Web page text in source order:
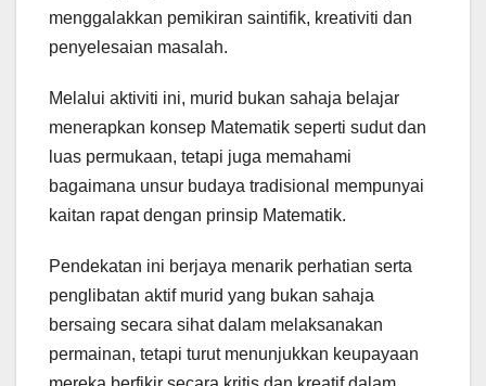
menggalakkan pemikiran saintifik, kreativiti dan
penyelesaian masalah.
Melalui aktiviti ini, murid bukan sahaja belajar
menerapkan konsep Matematik seperti sudut dan
luas permukaan, tetapi juga memahami
bagaimana unsur budaya tradisional mempunyai
kaitan rapat dengan prinsip Matematik.
Pendekatan ini berjaya menarik perhatian serta
penglibatan aktif murid yang bukan sahaja
bersaing secara sihat dalam melaksanakan
permainan, tetapi turut menunjukkan keupayaan